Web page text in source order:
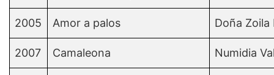
2005 Amor a palos Doña Zoila
2007 Camaleona Numidia